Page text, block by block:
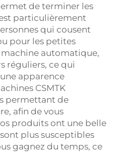
de terminer les
particulièrement
qui cousent
pour les petites
machine automatique,
réguliers, ce qui
apparence
CSMTK
permettant de
afin de vous
produits ont une belle
plus susceptibles
gagnez du temps, ce